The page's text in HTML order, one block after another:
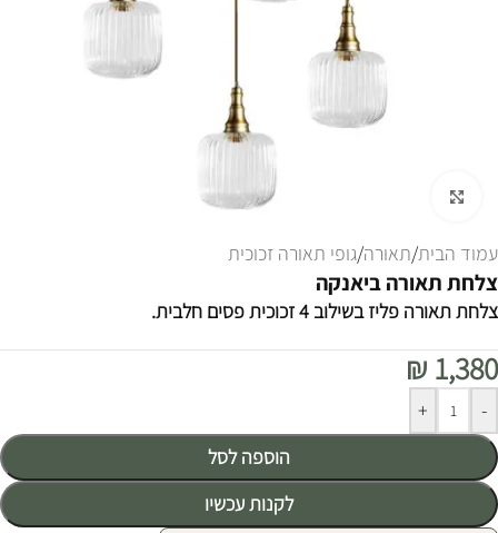
עמוד הבית/תאורה/גופי תאורה זכוכית
צלחת תאורה ביאנקה
צלחת תאורה פליז בשילוב 4 זכוכית פסים חלבית.
₪ 1,380
-
+
הוספה לסל
לקנות עכשיו
Alternative: